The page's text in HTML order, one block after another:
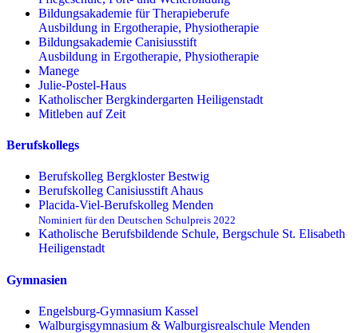
Bildungsakademie für Therapieberufe
Ausbildung in Ergotherapie, Physiotherapie
Bildungsakademie Canisiusstift
Ausbildung in Ergotherapie, Physiotherapie
Manege
Julie-Postel-Haus
Katholischer Bergkindergarten Heiligenstadt
Mitleben auf Zeit
Berufskollegs
Berufskolleg Bergkloster Bestwig
Berufskolleg Canisiusstift Ahaus
Placida-Viel-Berufskolleg Menden
Nominiert für den Deutschen Schulpreis 2022
Katholische Berufsbildende Schule, Bergschule St. Elisabeth
Heiligenstadt
Gymnasien
Engelsburg-Gymnasium Kassel
Walburgisgymnasium & Walburgisrealschule Menden